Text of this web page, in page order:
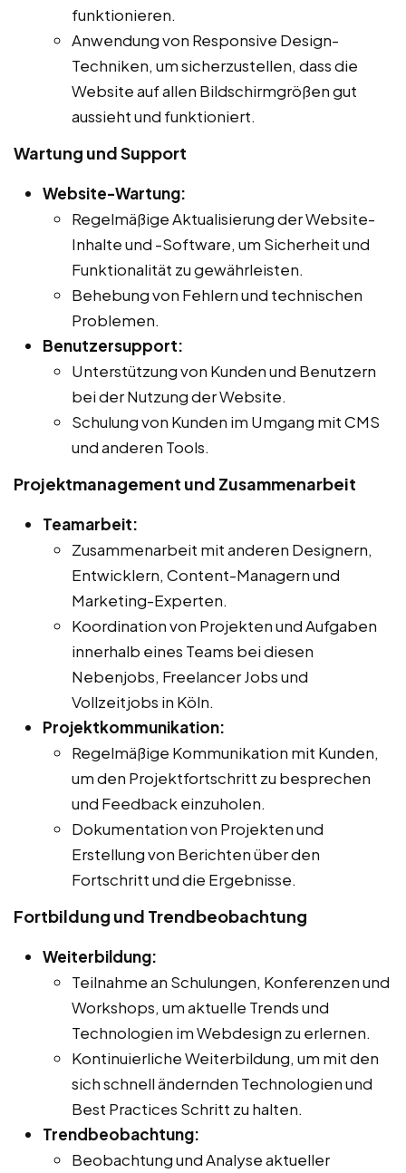
funktionieren.
Anwendung von Responsive Design-
Techniken, um sicherzustellen, dass die
Website auf allen Bildschirmgrößen gut
aussieht und funktioniert.
Wartung und Support
Website-Wartung:
Regelmäßige Aktualisierung der Website-
Inhalte und -Software, um Sicherheit und
Funktionalität zu gewährleisten.
Behebung von Fehlern und technischen
Problemen.
Benutzersupport:
Unterstützung von Kunden und Benutzern
bei der Nutzung der Website.
Schulung von Kunden im Umgang mit CMS
und anderen Tools.
Projektmanagement und Zusammenarbeit
Teamarbeit:
Zusammenarbeit mit anderen Designern,
Entwicklern, Content-Managern und
Marketing-Experten.
Koordination von Projekten und Aufgaben
innerhalb eines Teams bei diesen
Nebenjobs, Freelancer Jobs und
Vollzeitjobs in Köln.
Projektkommunikation:
Regelmäßige Kommunikation mit Kunden,
um den Projektfortschritt zu besprechen
und Feedback einzuholen.
Dokumentation von Projekten und
Erstellung von Berichten über den
Fortschritt und die Ergebnisse.
Fortbildung und Trendbeobachtung
Weiterbildung:
Teilnahme an Schulungen, Konferenzen und
Workshops, um aktuelle Trends und
Technologien im Webdesign zu erlernen.
Kontinuierliche Weiterbildung, um mit den
sich schnell ändernden Technologien und
Best Practices Schritt zu halten.
Trendbeobachtung:
Beobachtung und Analyse aktueller